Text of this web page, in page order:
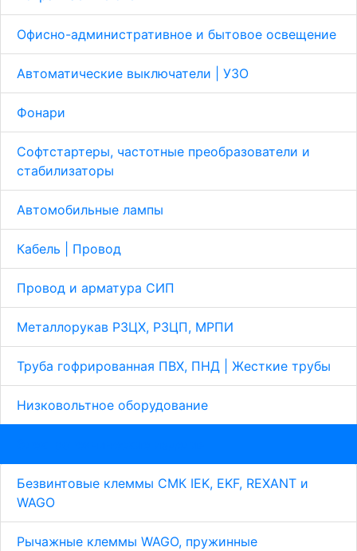
Офисно-административное и бытовое освещение
Автоматические выключатели | УЗО
Фонари
Софтстартеры, частотные преобразователи и
стабилизаторы
Автомобильные лампы
Кабель | Провод
Провод и арматура СИП
Металлорукав Р3ЦХ, Р3ЦП, МРПИ
Труба гофрированная ПВХ, ПНД | Жесткие трубы
Низковольтное оборудование
Безвинтовые клеммы СМК IEK, EKF, REXANT и
WAGO
Рычажные клеммы WAGO, пружинные